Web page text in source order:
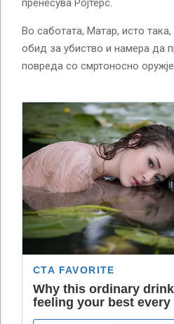
пренесува Ројтерс.
Во саботата, Матар, исто
обид за убиство и намера да
повреда со смртоносно